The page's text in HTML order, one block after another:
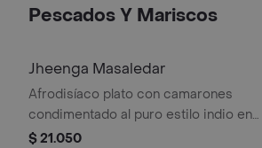
Pescados Y Mariscos
Jheenga Masaledar
Afrodisíaco plato con camarones
condimentado al puro estilo indio en
una salsa con tomate, cebolla y
$ 21.050